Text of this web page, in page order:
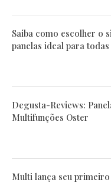
Saiba como escolher o
panelas ideal para
Degusta-Reviews:
Multifunções Oster
Multi lança seu